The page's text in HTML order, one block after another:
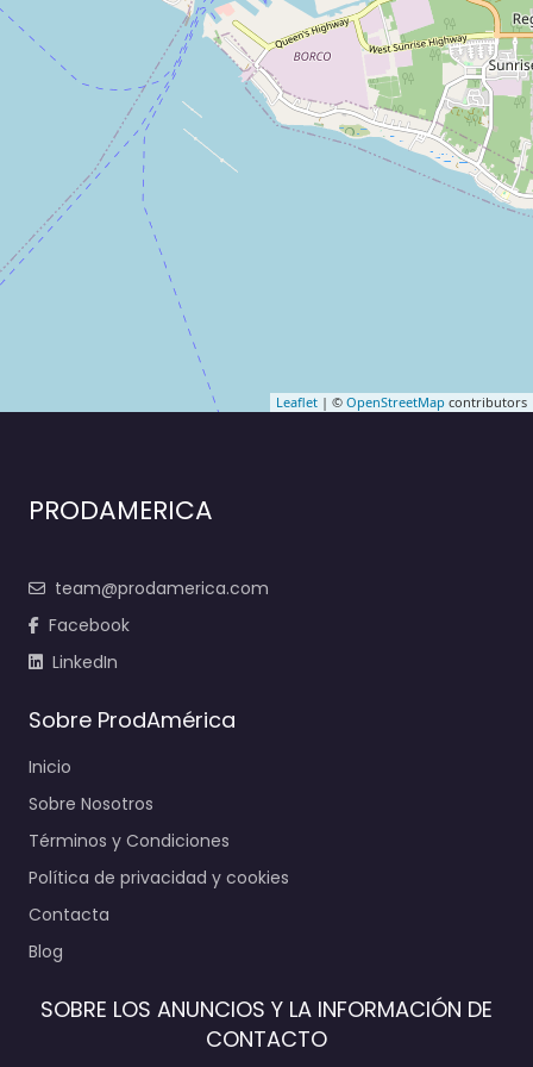
Leaflet | © OpenStreetMap contributors
PRODAMERICA
team@prodamerica.com
Facebook
LinkedIn
Sobre ProdAmérica
Inicio
Sobre Nosotros
Términos y Condiciones
Política de privacidad y cookies
Contacta
Blog
SOBRE LOS ANUNCIOS Y LA INFORMACIÓN DE
CONTACTO